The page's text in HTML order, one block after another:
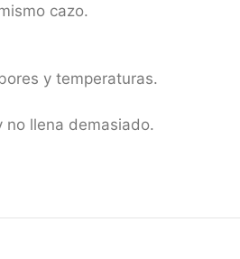
cazo.
y temperaturas.
no llena demasiado.